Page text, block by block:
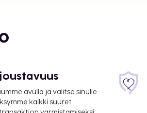
välipalabaarin/delin.
maksut.
avulla ja valitse sinulle
kaikki suuret